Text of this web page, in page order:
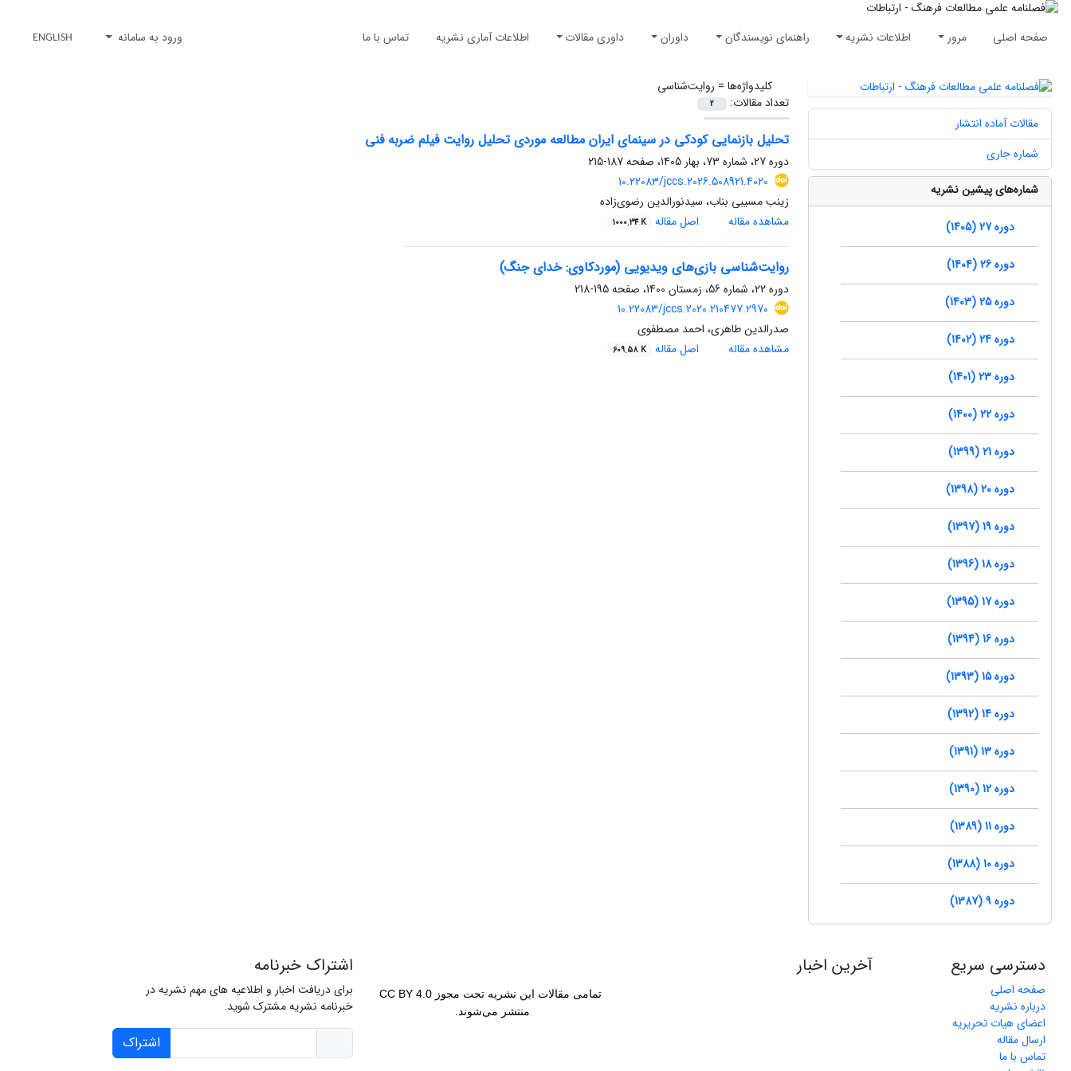
صفحه اصلی مرور اطلاعات نشریه راهنمای نویسندگان داوران داوری مقالات اطلاعات آماری نشریه تماس با ما ورود به سامانه ENGLISH
کلیدواژه‌ها = روایت‌شناسی
تعداد مقالات:
2
تحلیل بازنمایی کودکی در سینمای ایران مطالعه موردی تحلیل روایت فیلم ضربه ‌فنی
دوره 27، شماره 73، بهار 1405، صفحه
187-215
10.22083/jccs.2026.508921.4020
زینب مسیبی بناب، سیدنورالدین رضوی‌زاده
مشاهده مقاله
اصل مقاله 1000.34 K
روایت‌شناسی بازی‌های ویدیویی (موردکاوی: خدای جنگ)
دوره 22، شماره 56، زمستان 1400، صفحه
195-218
10.22083/jccs.2020.210477.2970
صدرالدین طاهری، احمد مصطفوی
مشاهده مقاله
اصل مقاله 609.58 K
مقالات آماده انتشار
شماره جاری
شماره‌های پیشین نشریه
دوره 27 (1405)
دوره 26 (1404)
دوره 25 (1403)
دوره 24 (1402)
دوره 23 (1401)
دوره 22 (1400)
دوره 21 (1399)
دوره 20 (1398)
دوره 19 (1397)
دوره 18 (1396)
دوره 17 (1395)
دوره 16 (1394)
دوره 15 (1393)
دوره 14 (1392)
دوره 13 (1391)
دوره 12 (1390)
دوره 11 (1389)
دوره 10 (1388)
دوره 9 (1387)
دسترسی سریع
صفحه اصلی
درباره نشریه
اعضای هیات تحریریه
ارسال مقاله
تماس با ما
آخرین اخبار
تمامی مقالات این نشریه تحت مجوز CC BY 4.0
منتشر می‌شوند.
اشتراک خبرنامه
برای دریافت اخبار و اطلاعیه های مهم نشریه در
خبرنامه نشریه مشترک شوید.
اشتراک